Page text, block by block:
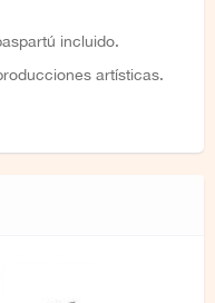
incluido.
artísticas.